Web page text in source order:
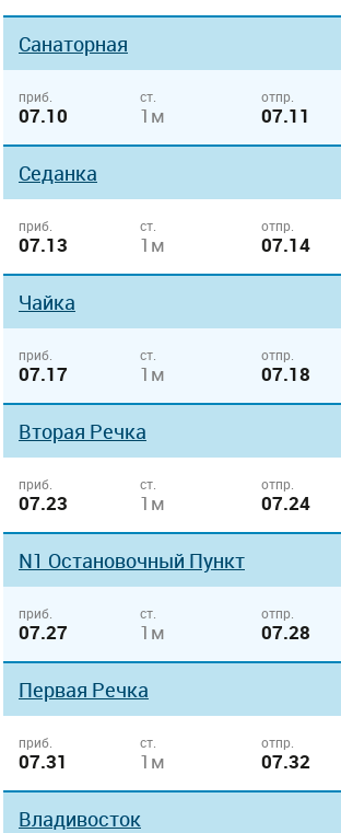
Санаторная
приб.
07.10
ст.
1м
отпр.
07.11
Седанка
приб.
07.13
ст.
1м
отпр.
07.14
Чайка
приб.
07.17
ст.
1м
отпр.
07.18
Вторая Речка
приб.
07.23
ст.
1м
отпр.
07.24
N1 Остановочный Пункт
приб.
07.27
ст.
1м
отпр.
07.28
Первая Речка
приб.
07.31
ст.
1м
отпр.
07.32
Владивосток